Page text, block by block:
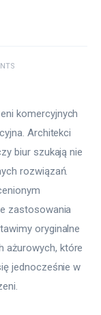
komercyjnych
Architekci
biur szukają nie
rozwiązań.
zastosowania
oryginalne
ażurowych, które
jednocześnie w